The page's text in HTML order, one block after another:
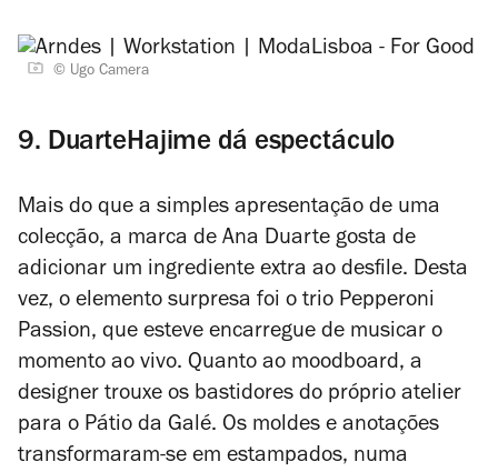
© Ugo Camera
9. DuarteHajime dá espectáculo
Mais do que a simples apresentação de uma
colecção, a marca de Ana Duarte gosta de
adicionar um ingrediente extra ao desfile. Desta
vez, o elemento surpresa foi o trio Pepperoni
Passion, que esteve encarregue de musicar o
momento ao vivo. Quanto ao moodboard, a
designer trouxe os bastidores do próprio atelier
para o Pátio da Galé. Os moldes e anotações
transformaram-se em estampados, numa